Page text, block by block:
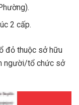
2 cấp.
đỏ thuộc sở hữu
người/tổ chức sở